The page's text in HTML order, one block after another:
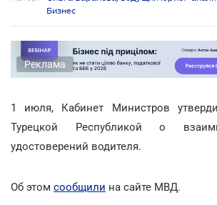
Бизнес
Реклама
1 июля, Кабинет Министров
Турецкой Республикой о
удостоверений водителя.
Об этом сообщили на сайте МВД.